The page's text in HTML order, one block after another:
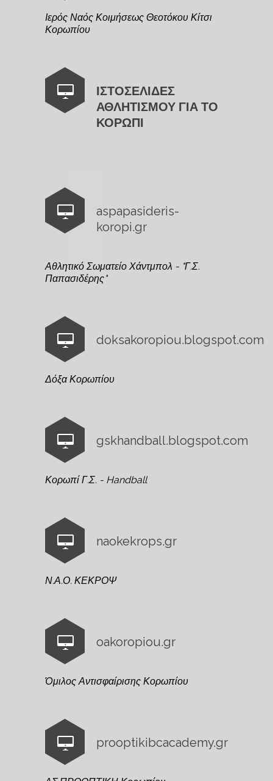
Ιερός Ναός Κοιμήσεως Θεοτόκου Κίτσι
Κορωπίου
ΙΣΤΟΣΕΛΙΔΕΣ
ΑΘΛΗΤΙΣΜΟΥ ΓΙΑ ΤΟ
ΚΟΡΩΠΙ
aspapasideris-
koropi.gr
Αθλητικό Σωματείο Χάντμπολ - "Γ.Σ.
Παπασιδέρης"
doksakoropiou.blogspot.com
Δόξα Κορωπίου
gskhandball.blogspot.com
Κορωπί Γ.Σ. - Handball
naokekrops.gr
Ν.Α.Ο. ΚΕΚΡΟΨ
oakoropiou.gr
Όμιλος Αντισφαίρισης Κορωπίου
prooptikibcacademy.gr